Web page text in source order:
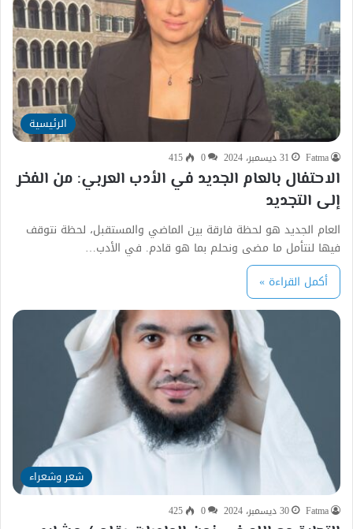
الرئيسية
Fatma 31 ديسمبر، 2024 0
415
الاحتفال بالعام الجديد في الأدب العربي: من الفخر
إلى التجديد
العام الجديد هو لحظة فارقة بين الماضي والمستقبل، لحظة نتوقف
فيها لنتأمل ما مضى ونحلم بما هو قادم. في الأدب…
أكمل القراءة »
شعر وشعراء
Fatma 30 ديسمبر، 2024 0
425